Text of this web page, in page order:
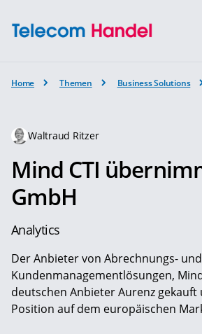
Home Themen Business Solutions
Waltraud Ritzer
Mind CTI
GmbH
Analytics
Der Anbieter von Abrechnungs- und
Kundenmanagementlösungen,
deutschen Anbieter Aurenz gekauft
Position auf dem europäischen